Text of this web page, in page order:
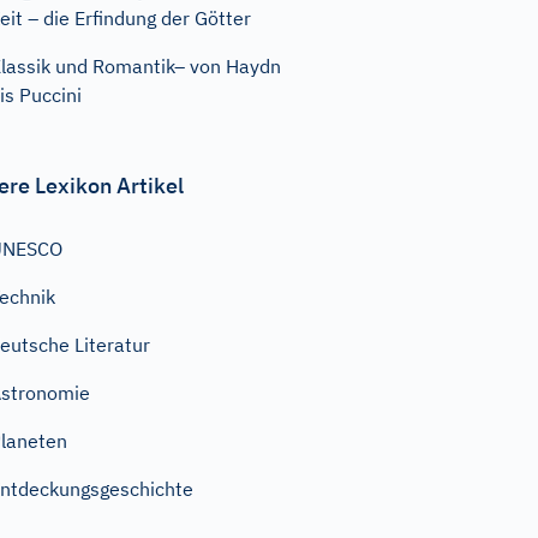
– die Erfindung der Götter
und Romantik– von Haydn
Puccini
Lexikon Artikel
Literatur